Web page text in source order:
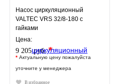
Насос циркуляционный
VALTEC VRS 32/8-180 с
гайками
Цена:
9 205 руб.*
* Актуальную цену пожалуйста
уточните у менеджера
В избранное